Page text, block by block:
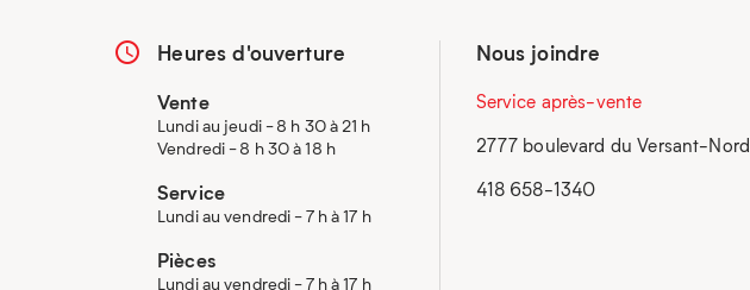
Heures d'ouverture
Vente
Lundi au jeudi - 8 h 30 à 21 h
Vendredi - 8 h 30 à 18 h
Service
Lundi au vendredi - 7 h à 17 h
Pièces
Lundi au vendredi - 7 h à 17 h
Nous joindre
Service après-vente
2777 boulevard du Versant-Nord
418 658-1340